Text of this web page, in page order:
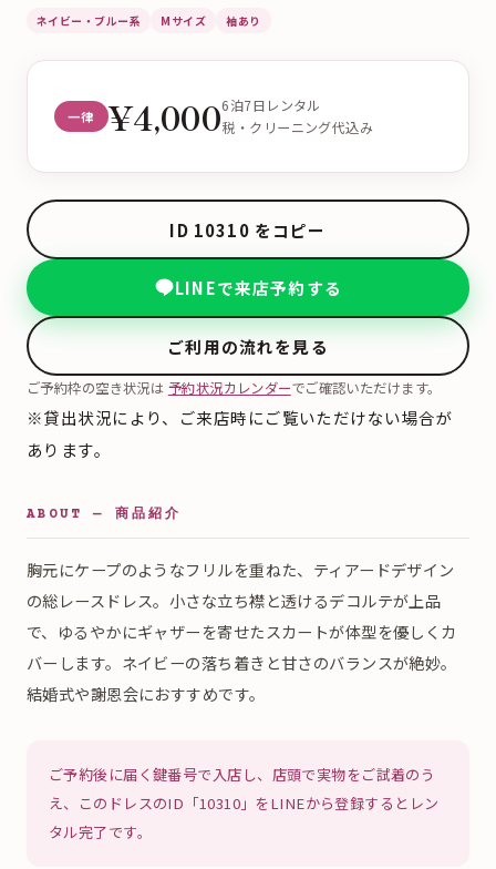
ネイビー・ブルー系 Mサイズ 袖あり
一律 ¥4,0006泊7日レンタル
税・クリーニング代込み
ID 10310 をコピー
LINEで来店予約する
ご利用の流れを見る
ご予約枠の空き状況は 予約状況カレンダーでご確認いただけます。
※貸出状況により、ご来店時にご覧いただけない場合が
あります。
ABOUT — 商品紹介
胸元にケープのようなフリルを重ねた、ティアードデザイン
の総レースドレス。小さな立ち襟と透けるデコルテが上品
で、ゆるやかにギャザーを寄せたスカートが体型を優しくカ
バーします。ネイビーの落ち着きと甘さのバランスが絶妙。
結婚式や謝恩会におすすめです。
ご予約後に届く鍵番号で入店し、店頭で実物をご試着のう
え、このドレスのID「10310」をLINEから登録するとレン
タル完了です。